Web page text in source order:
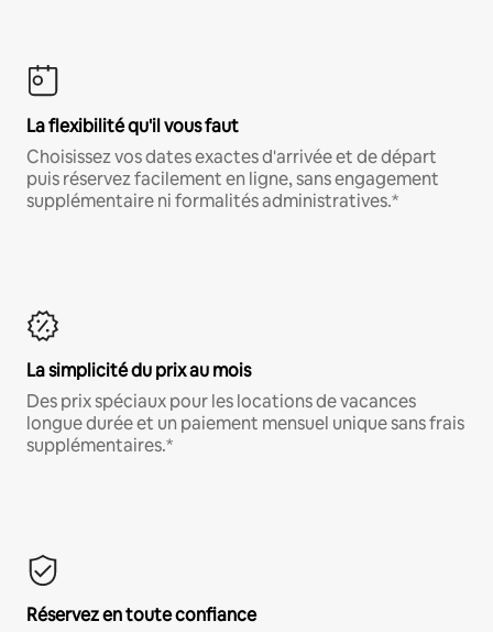
La flexibilité qu'il vous faut
Choisissez vos dates exactes d'arrivée et de départ
puis réservez facilement en ligne, sans engagement
supplémentaire ni formalités administratives.*
La simplicité du prix au mois
Des prix spéciaux pour les locations de vacances
longue durée et un paiement mensuel unique sans frais
supplémentaires.*
Réservez en toute confiance